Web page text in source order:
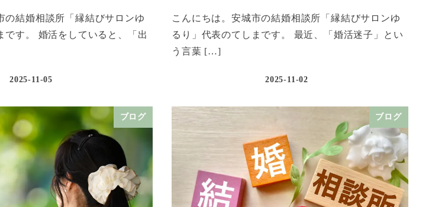
の結婚相談所「縁結びサロンゆ
です。 婚活をしていると、「出
2025-11-05
こんにちは。安城市の結婚相談所「縁結びサロンゆ
るり」代表のてしまです。 最近、「婚活迷子」とい
う言葉 […]
2025-11-02
ブログ ブログ